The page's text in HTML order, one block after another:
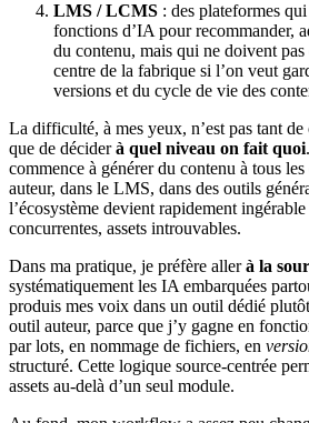
LMS / LCMS : des plateformes
fonctions d’IA pour recommander,
du contenu, mais qui ne doivent pas
centre de la fabrique si l’on veut
versions et du cycle de vie des
La difficulté, à mes yeux, n’est pas tant
que de déciderà quel niveau on fait quoi
commence à générer du contenu à tous les
auteur, dans le LMS, dans des outils
l’écosystème devient rapidement
concurrentes, assets introuvables.
Dans ma pratique, je préfère allerà la
systématiquement les IA embarquées
produis mes voix dans un outil dédié
outil auteur, parce que j’y gagne en
par lots, en nommage de fichiers, en
structuré. Cette logique source-centrée
assets au-delà d’un seul module.